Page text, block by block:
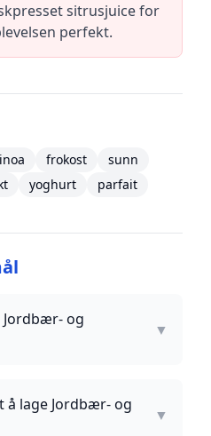
sitrusjuice for
perfekt.
frokost
sunn
yoghurt parfait
Jordbær- og
▼
å lage Jordbær- og
▼